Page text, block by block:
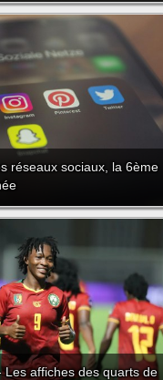
réseaux sociaux, la 6ème
Les affiches des quarts de